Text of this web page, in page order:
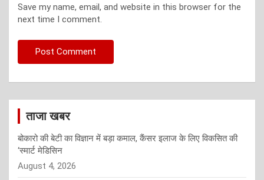
Save my name, email, and website in this browser for the
next time I comment.
ताजा खबर
बोकारो की बेटी का विज्ञान में बड़ा कमाल, कैंसर इलाज के लिए विकसित की
‘स्मार्ट मेडिसिन
August 4, 2026